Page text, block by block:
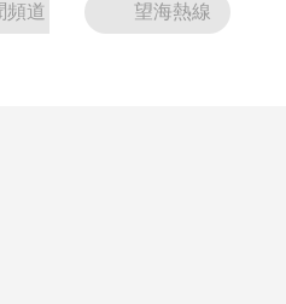
頻道 望海熱線